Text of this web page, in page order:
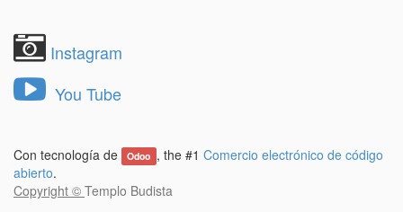
Instagram
You Tube
Con tecnología de Odoo , the #1 Comercio electrónico de código
abierto.
Copyright © Templo Budista